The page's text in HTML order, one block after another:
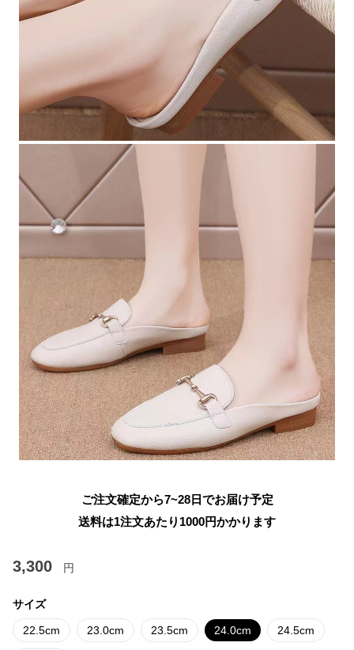
ご注文確定から7~28日でお届け予定
送料は1注文あたり 1000円かかります
3,300 円
サイズ
22.5cm 23.0cm 23.5cm 24.0cm 24.5cm